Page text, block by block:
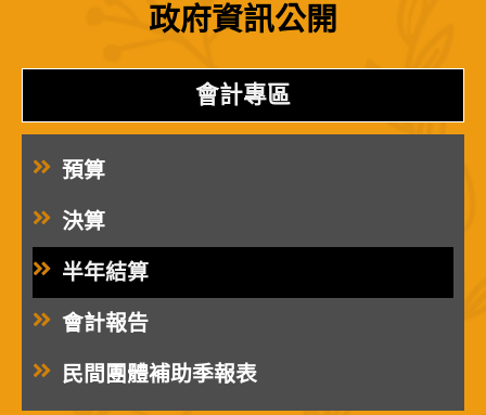
政府資訊公開
會計專區
預算
決算
半年結算
會計報告
民間團體補助季報表